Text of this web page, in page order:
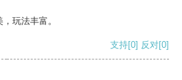
玩法丰富。
支持[0] 反对[0]